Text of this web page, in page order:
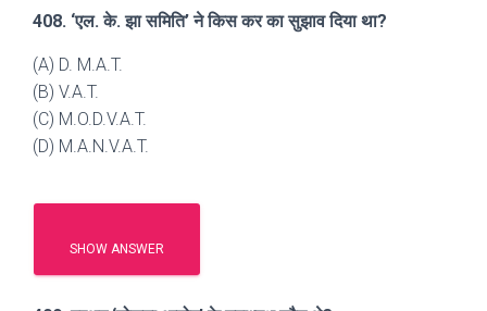
408. ‘एल. के. झा समिति’ ने किस कर का सुझाव दिया था?
(A) D. M.A.T.
(B) V.A.T.
(C) M.O.D.V.A.T.
(D) M.A.N.V.A.T.
SHOW ANSWER